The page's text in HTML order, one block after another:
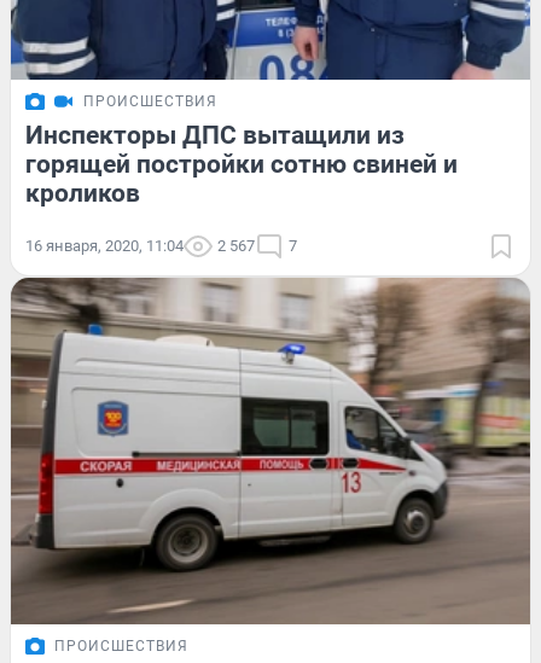
ПРОИСШЕСТВИЯ
Инспекторы ДПС вытащили из
горящей постройки сотню свиней и
кроликов
16 января, 2020, 11:04 2 567 7
ПРОИСШЕСТВИЯ